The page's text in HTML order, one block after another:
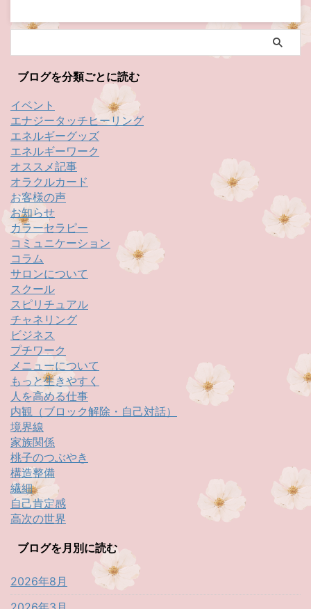
ブログを分類ごとに読む
イベント
エナジータッチヒーリング
エネルギーグッズ
エネルギーワーク
オススメ記事
オラクルカード
お客様の声
お知らせ
カラーセラピー
コミュニケーション
コラム
サロンについて
スクール
スピリチュアル
チャネリング
ビジネス
プチワーク
メニューについて
もっと生きやすく
人を高める仕事
内観（ブロック解除・自己対話）
境界線
家族関係
桃子のつぶやき
構造整備
繊細
自己肯定感
高次の世界
ブログを月別に読む
2026年8月